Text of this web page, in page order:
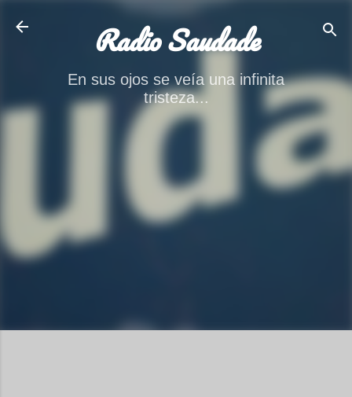
Radio Saudade
En sus ojos se veía una infinita
tristeza...